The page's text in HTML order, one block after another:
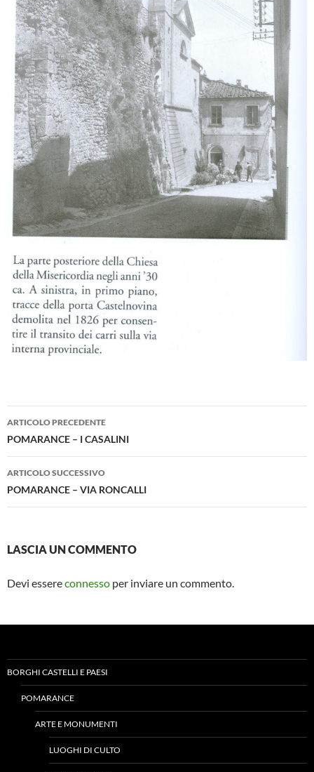
Navigazione
articolo
ARTICOLO PRECEDENTE
POMARANCE – I CASALINI
ARTICOLO SUCCESSIVO
POMARANCE – VIA RONCALLI
LASCIA UN COMMENTO
Devi essereconnesso per inviare un commento.
BORGHI CASTELLI E PAESI
POMARANCE
ARTE E MONUMENTI
LUOGHI DI CULTO